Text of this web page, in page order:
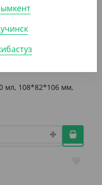
мл, 108*82*106 мм,